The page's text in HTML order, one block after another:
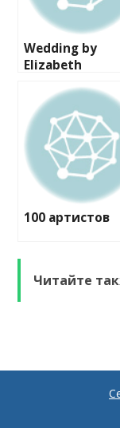
Wedding by
Elizabeth
100 артистов
Читайте